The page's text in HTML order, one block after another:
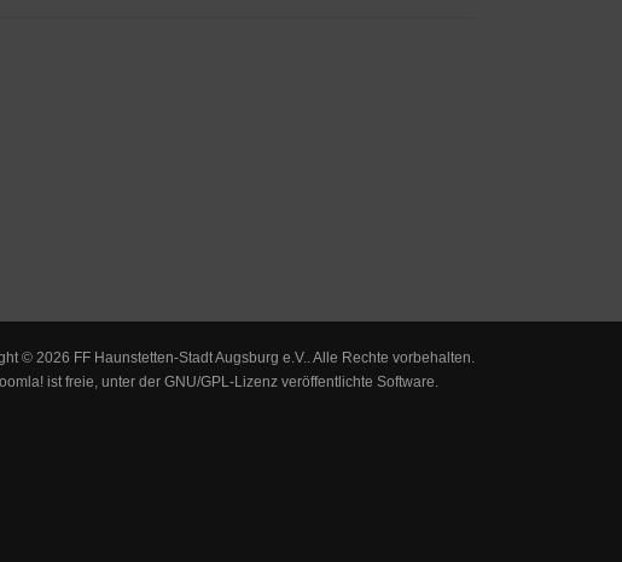
© 2026 FF Haunstetten-Stadt Augsburg e.V.. Alle Rechte vorbehalten.
ist freie, unter der GNU/GPL-Lizenzveröffentlichte Software.